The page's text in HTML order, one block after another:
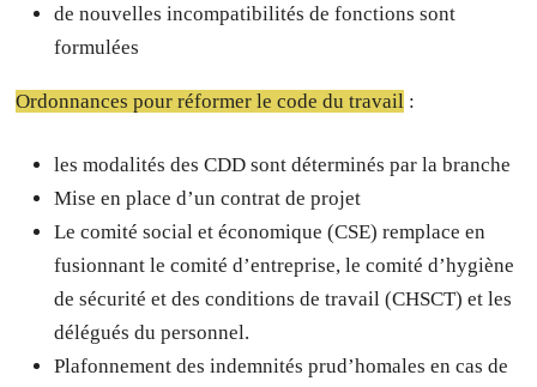
de nouvelles incompatibilités de fonctions sont
formulées
Ordonnances pour réformer le code du travail :
les modalités des CDD sont déterminés par la branche
Mise en place d’un contrat de projet
Le comité social et économique (CSE) remplace en
fusionnant le comité d’entreprise, le comité d’hygiène
de sécurité et des conditions de travail (CHSCT) et les
délégués du personnel.
Plafonnement des indemnités prud’homales en cas de